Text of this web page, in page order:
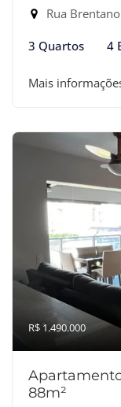
Rua
3 Quartos 4
Mais
R$ 1.490.000
88m²